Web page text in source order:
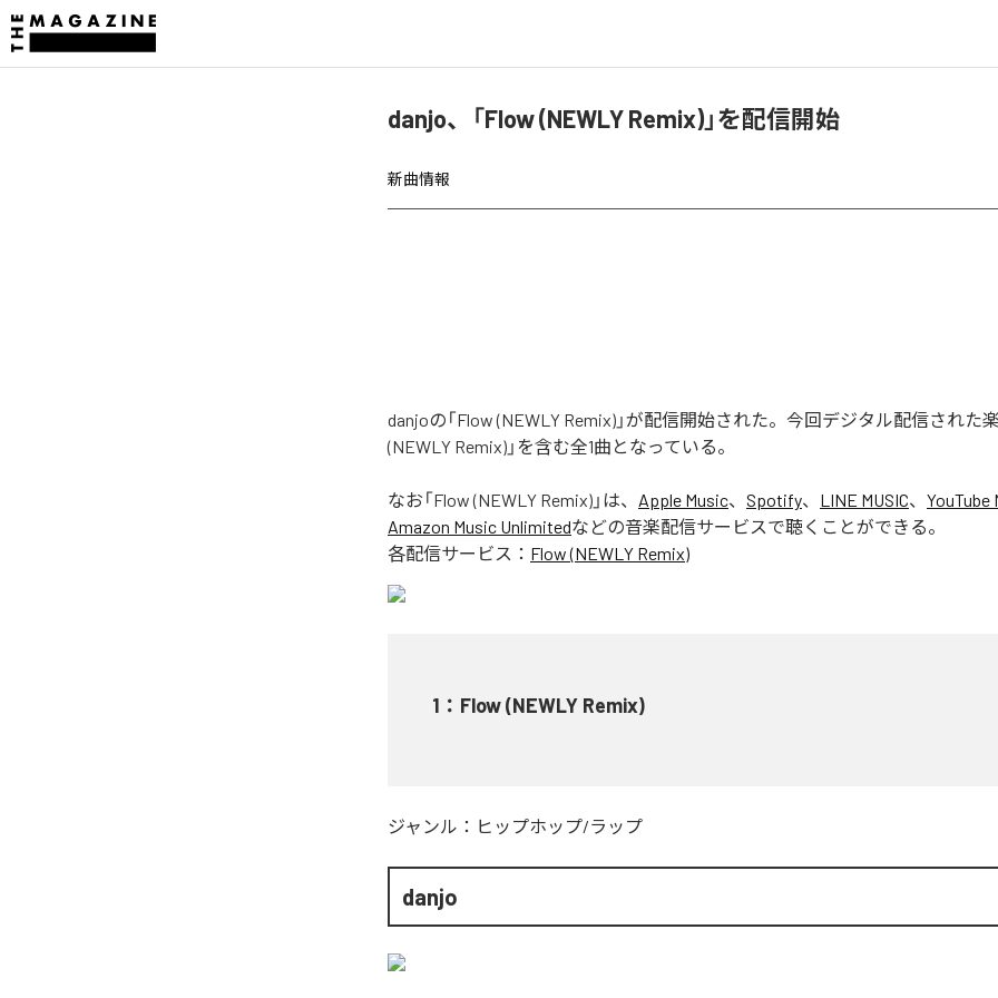
danjo、「Flow (NEWLY Remix)」を配信開始
新曲情報
danjoの「Flow (NEWLY Remix)」が配信開始された。今回デジタル配信された
(NEWLY Remix)」を含む全1曲となっている。
なお「Flow (NEWLY Remix) 」は、 Apple Music、 Spotify、 LINE MUSIC、 YouTube
Amazon Music Unlimitedなどの音楽配信サービスで聴くことができる。
各配信サービス： Flow (NEWLY Remix)
1 ： Flow (NEWLY Remix)
ジャンル： ヒップホップ/ラップ
danjo